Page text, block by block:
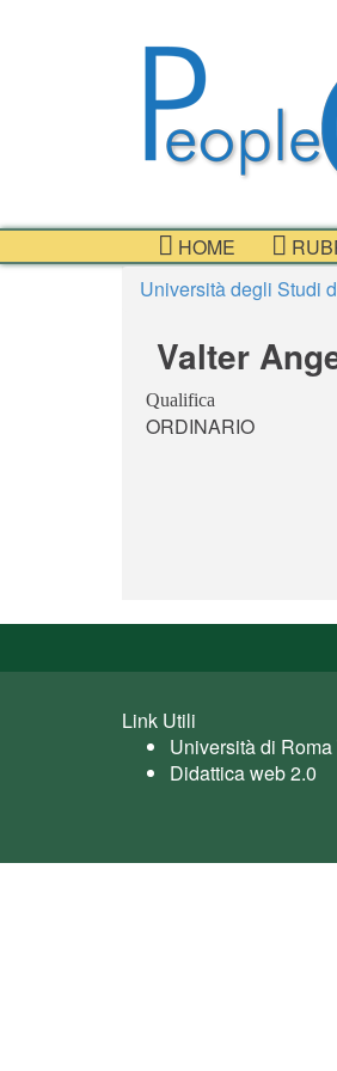
HOME
Università degli Studi
Valter
Qualifica
ORDINARIO
Link Utili
Università di
Didattica web 2.0